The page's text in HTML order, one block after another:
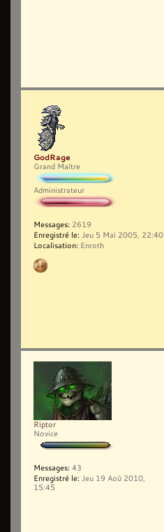
GodRage
Grand Maître
Administrateur
Messages: 2619
Enregistré le: Jeu 5 Mai 2005, 22:40
Localisation: Enroth
Riptor
Novice
Messages: 43
Enregistré le: Jeu 19 Aoû 2010,
15:45